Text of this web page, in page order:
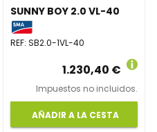
SUNNY BOY 2.0 VL-40
REF:SB2.0-1VL-40
1.230,40 €
Impuestos no incluidos.
AÑADIR A LA CESTA